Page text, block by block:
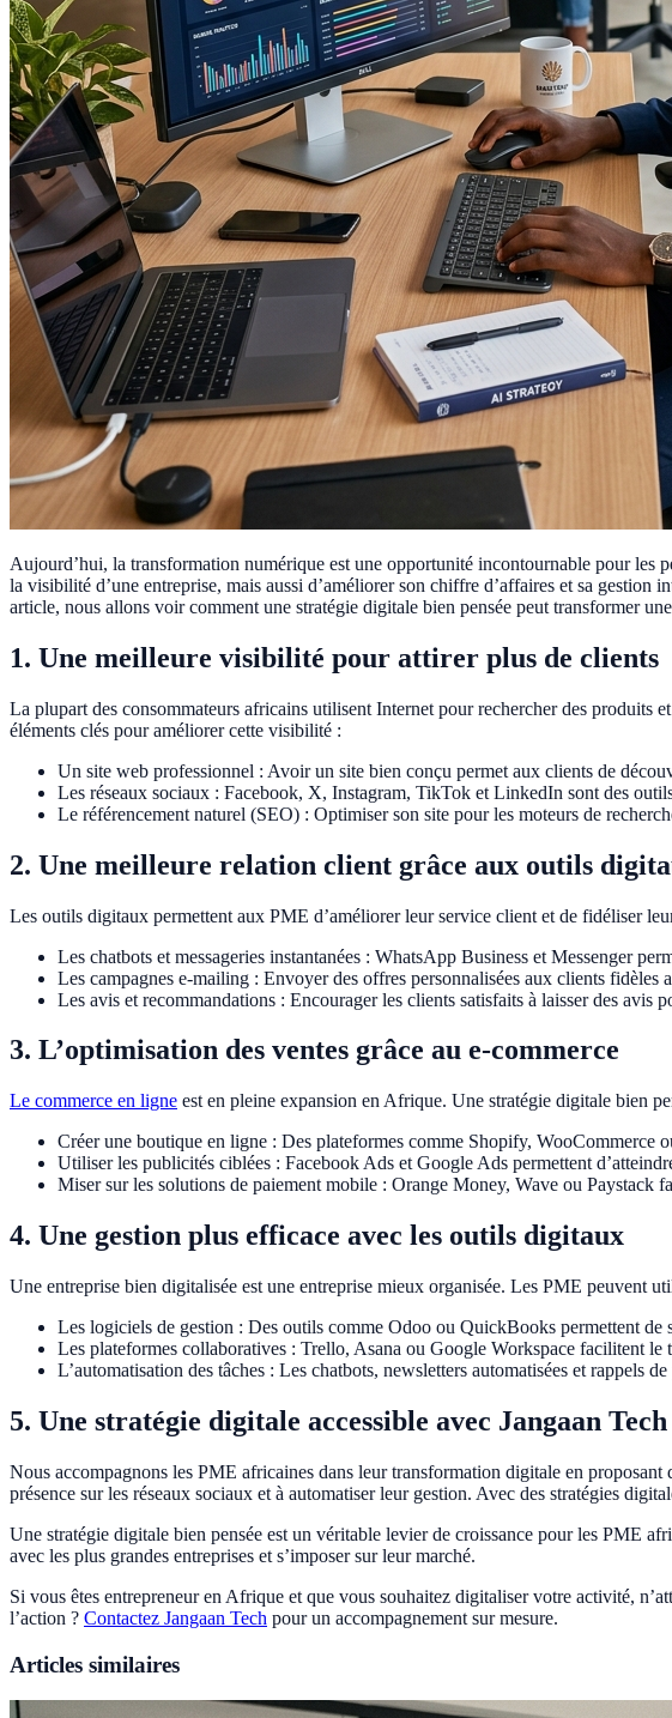
Aujourd’hui, la transformation numérique est une opportunité incontournable pour les
la visibilité d’une entreprise, mais aussi d’améliorer son chiffre d’affaires et sa
article, nous allons voir comment une stratégie digitale bien pensée peut transformer
1. Une meilleure visibilité pour attirer plus de clients
La plupart des consommateurs africains utilisent Internet pour rechercher des produits
éléments clés pour améliorer cette visibilité :
Un site web professionnel : Avoir un site bien conçu permet aux clients de
Les réseaux sociaux : Facebook, X, Instagram, TikTok et LinkedIn sont des
Le référencement naturel (SEO) : Optimiser son site pour les moteurs de
2. Une meilleure relation client grâce aux outils
Les outils digitaux permettent aux PME d’améliorer leur service client et de fidéliser
Les chatbots et messageries instantanées : WhatsApp Business et Messenger
Les campagnes e-mailing : Envoyer des offres personnalisées aux clients fidèles
Les avis et recommandations : Encourager les clients satisfaits à laisser des
3. L’optimisation des ventes grâce au e-commerce
Le commerce en ligne est en pleine expansion en Afrique. Une stratégie digitale bien
Créer une boutique en ligne : Des plateformes comme Shopify, WooCommerce
Utiliser les publicités ciblées : Facebook Ads et Google Ads permettent
Miser sur les solutions de paiement mobile : Orange Money, Wave ou Paystack
4. Une gestion plus efficace avec les outils digitaux
Une entreprise bien digitalisée est une entreprise mieux organisée. Les PME peuvent
Les logiciels de gestion : Des outils comme Odoo ou QuickBooks permettent de
Les plateformes collaboratives : Trello, Asana ou Google Workspace facilitent le
L’automatisation des tâches : Les chatbots, newsletters automatisées et rappels
5. Une stratégie digitale accessible avec Jangaan Tech
Nous accompagnons les PME africaines dans leur transformation digitale en
présence sur les réseaux sociaux et à automatiser leur gestion. Avec des stratégies
Une stratégie digitale bien pensée est un véritable levier de croissance pour les PME
avec les plus grandes entreprises et s’imposer sur leur marché.
Si vous êtes entrepreneur en Afrique et que vous souhaitez digitaliser votre activité,
l’action ? Contactez Jangaan Tech pour un accompagnement sur mesure.
Articles similaires